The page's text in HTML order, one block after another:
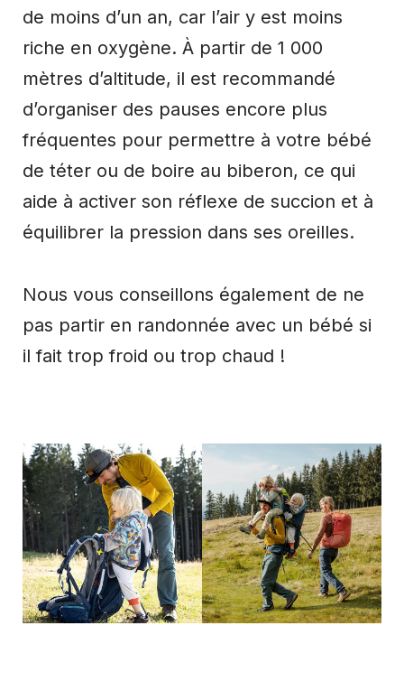
de moins d’un an, car l’air y est moins
riche en oxygène. À partir de 1 000
mètres d’altitude, il est recommandé
d’organiser des pauses encore plus
fréquentes pour permettre à votre bébé
de téter ou de boire au biberon, ce qui
aide à activer son réflexe de succion et à
équilibrer la pression dans ses oreilles.
Nous vous conseillons également de ne
pas partir en randonnée avec un bébé si
il fait trop froid ou trop chaud !